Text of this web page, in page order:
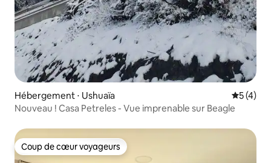
Hébergement ⋅ Ushuaïa
5 (4)
Nouveau ! Casa Petreles - Vue imprenable sur Beagle
Coup de cœur voyageurs
Coup de cœur voyageurs